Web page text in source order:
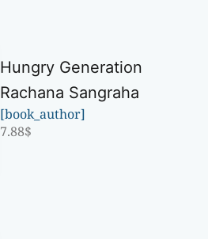
Hungry Generation
Rachana Sangraha
[book_author]
7.88$